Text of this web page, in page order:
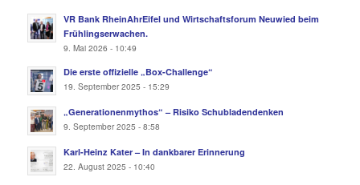
VR Bank RheinAhrEifel und Wirtschaftsforum Neuwied beim
Frühlingserwachen.
9. Mai 2026 - 10:49
Die erste offizielle „Box-Challenge“
19. September 2025 - 15:29
„Generationenmythos“ – Risiko Schubladendenken
9. September 2025 - 8:58
Karl-Heinz Kater – In dankbarer Erinnerung
22. August 2025 - 10:40